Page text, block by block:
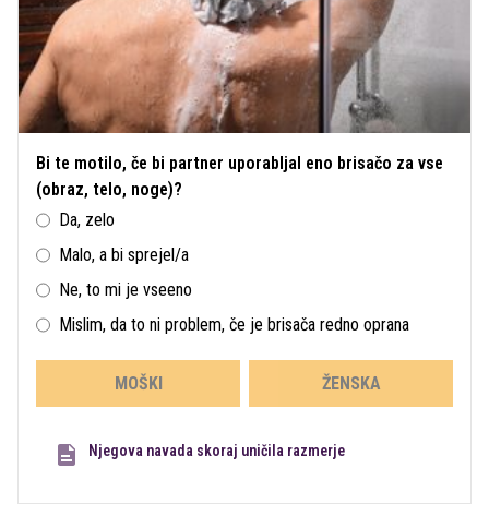
Bi te motilo, če bi partner uporabljal eno brisačo za vse
(obraz, telo, noge)?
Da, zelo
Malo, a bi sprejel/a
Ne, to mi je vseeno
Mislim, da to ni problem, če je brisača redno oprana
MOŠKI ŽENSKA
Njegova navada skoraj uničila razmerje